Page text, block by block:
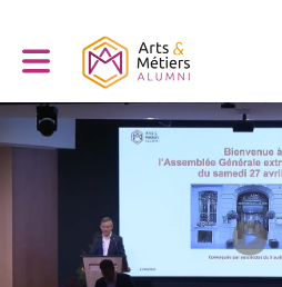
Toggle main navigation